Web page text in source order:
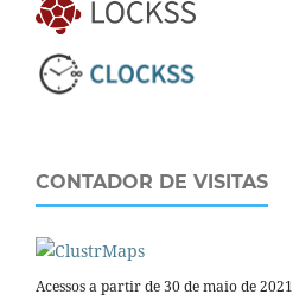
CONTADOR DE VISITAS
Acessos a partir de 30 de maio de 2021